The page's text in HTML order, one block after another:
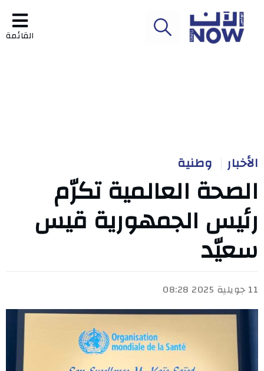
القائمة
الأخبار وطنية
الصحة العالمية تكرّم
رئيس الجمهورية قيس
سعيّد
11 جويلية 2025 08:28